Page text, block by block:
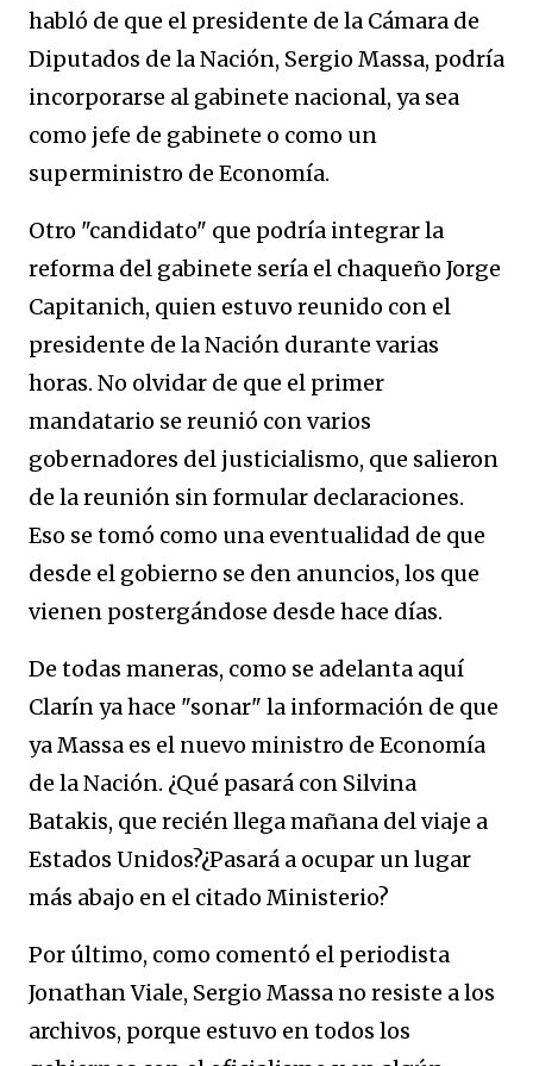
habló de que el presidente de la Cámara de
Diputados de la Nación, Sergio Massa, podría
incorporarse al gabinete nacional, ya sea
como jefe de gabinete o como un
superministro de Economía.
Otro "candidato" que podría integrar la
reforma del gabinete sería el chaqueño Jorge
Capitanich, quien estuvo reunido con el
presidente de la Nación durante varias
horas. No olvidar de que el primer
mandatario se reunió con varios
gobernadores del justicialismo, que salieron
de la reunión sin formular declaraciones.
Eso se tomó como una eventualidad de que
desde el gobierno se den anuncios, los que
vienen postergándose desde hace días.
De todas maneras, como se adelanta aquí
Clarín ya hace "sonar" la información de que
ya Massa es el nuevo ministro de Economía
de la Nación. ¿Qué pasará con Silvina
Batakis, que recién llega mañana del viaje a
Estados Unidos?¿Pasará a ocupar un lugar
más abajo en el citado Ministerio?
Por último, como comentó el periodista
Jonathan Viale, Sergio Massa no resiste a los
archivos, porque estuvo en todos los